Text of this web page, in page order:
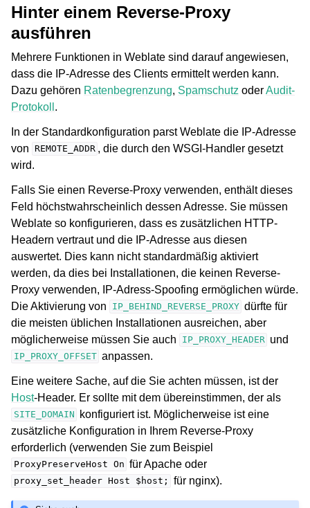
Hinter einem Reverse-Proxy
ausführen
Mehrere Funktionen in Weblate sind darauf angewiesen,
dass die IP-Adresse des Clients ermittelt werden kann.
Dazu gehören Ratenbegrenzung, Spamschutz oderAudit-
Protokoll .
In der Standardkonfiguration parst Weblate die IP-Adresse
von REMOTE_ADDR , die durch den WSGI-Handler gesetzt
wird.
Falls Sie einen Reverse-Proxy verwenden, enthält dieses
Feld höchstwahrscheinlich dessen Adresse. Sie müssen
Weblate so konfigurieren, dass es zusätzlichen HTTP-
Headern vertraut und die IP-Adresse aus diesen
auswertet. Dies kann nicht standardmäßig aktiviert
werden, da dies bei Installationen, die keinen Reverse-
Proxy verwenden, IP-Adress-Spoofing ermöglichen würde.
Die Aktivierung von
IP_BEHIND_REVERSE_PROXY dürfte für
die meisten üblichen Installationen ausreichen, aber
möglicherweise müssen Sie auch
IP_PROXY_HEADER und
IP_PROXY_OFFSET anpassen.
Eine weitere Sache, auf die Sie achten müssen, ist der
Host-Header. Er sollte mit dem übereinstimmen, der als
SITE_DOMAIN
konfiguriert ist. Möglicherweise ist eine
zusätzliche Konfiguration in Ihrem Reverse-Proxy
erforderlich (verwenden Sie zum Beispiel
ProxyPreserveHost On für Apache oder
proxy_set_header Host $host; für nginx).